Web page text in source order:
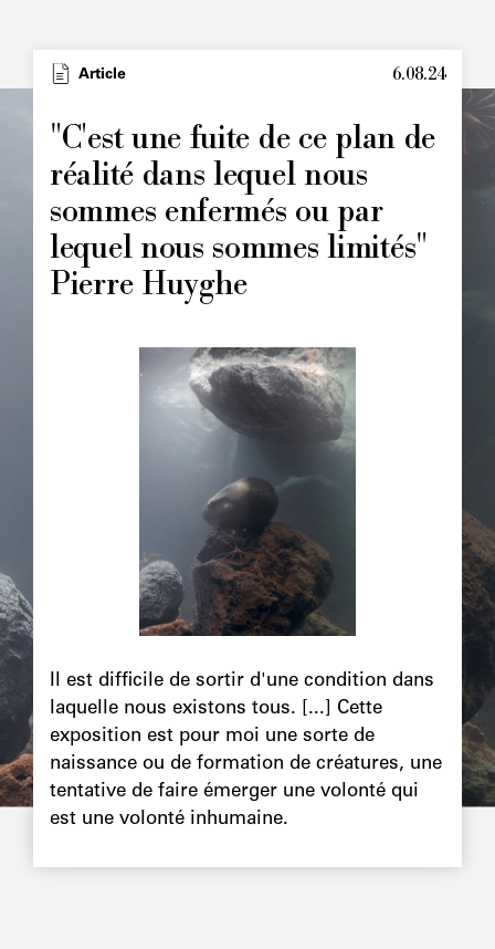
TypeArticle 6.08.24
"C'est une fuite de ce plan de
réalité dans lequel nous
sommes enfermés ou par
lequel nous sommes limités"
Pierre Huyghe
Il est difficile de sortir d'une condition dans
laquelle nous existons tous. [...] Cette
exposition est pour moi une sorte de
naissance ou de formation de créatures, une
tentative de faire émerger une volonté qui
est une volonté inhumaine.